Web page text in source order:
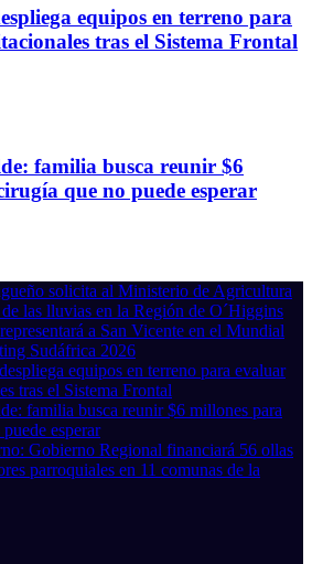
equipos en terreno para
tras el Sistema Frontal
familia busca reunir $6
que no puede esperar
solicita al Ministerio de Agricultura
las lluvias en la Región de O´Higgins
a San Vicente en el Mundial
Sudáfrica 2026
equipos en terreno para evaluar
tras el Sistema Frontal
familia busca reunir $6 millones para
esperar
Gobierno Regional financiará 56 ollas
parroquiales en 11 comunas de la